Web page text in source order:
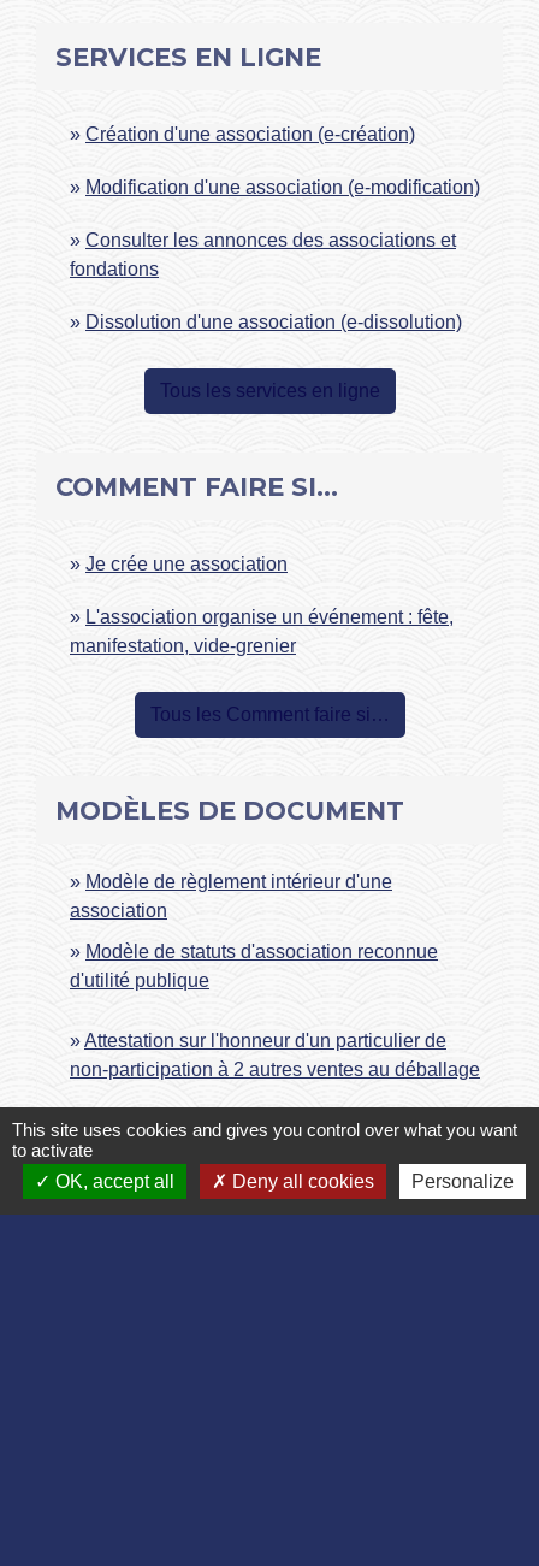
SERVICES EN LIGNE
Création d'une association (e-création)
Modification d'une association (e-modification)
Consulter les annonces des associations et
fondations
Dissolution d'une association (e-dissolution)
Tous les services en ligne
COMMENT FAIRE SI…
Je crée une association
L'association organise un événement : fête,
manifestation, vide-grenier
Tous les Comment faire si…
MODÈLES DE DOCUMENT
Modèle de règlement intérieur d'une
association
Modèle de statuts d'association reconnue
d'utilité publique
Attestation sur l'honneur d'un particulier de
non-participation à 2 autres ventes au déballage
This site uses cookies and gives you control over what you want
to activate
OK, accept all
Deny all cookies Personalize